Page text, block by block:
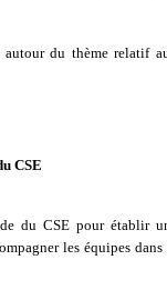
du thème relatif
CSE
du CSE pour établir
les équipes dans